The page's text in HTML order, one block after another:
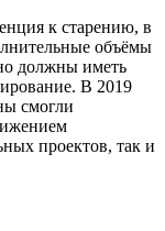
к старению, в
объёмы
должны иметь
В 2019
смогли
проектов, так и